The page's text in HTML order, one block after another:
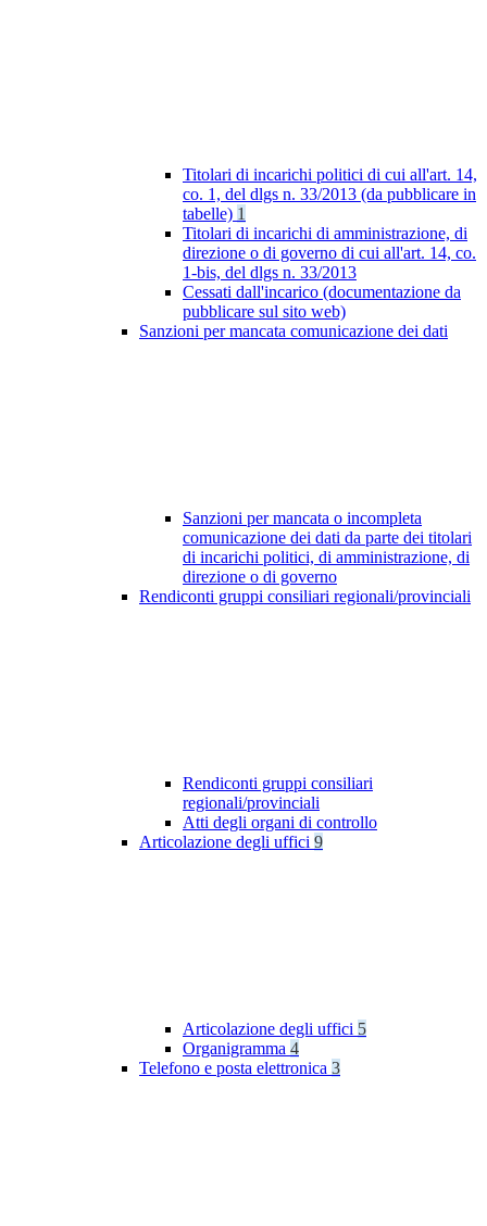
Titolari di incarichi politici di cui all'art. 14,
co. 1, del dlgs n. 33/2013 (da pubblicare in
tabelle) 1
Titolari di incarichi di amministrazione, di
direzione o di governo di cui all'art. 14, co.
1-bis, del dlgs n. 33/2013
Cessati dall'incarico (documentazione da
pubblicare sul sito web)
Sanzioni per mancata comunicazione dei dati
Sanzioni per mancata o incompleta
comunicazione dei dati da parte dei titolari
di incarichi politici, di amministrazione, di
direzione o di governo
Rendiconti gruppi consiliari regionali/provinciali
Rendiconti gruppi consiliari
regionali/provinciali
Atti degli organi di controllo
Articolazione degli uffici 9
Articolazione degli uffici 5
Organigramma 4
Telefono e posta elettronica 3